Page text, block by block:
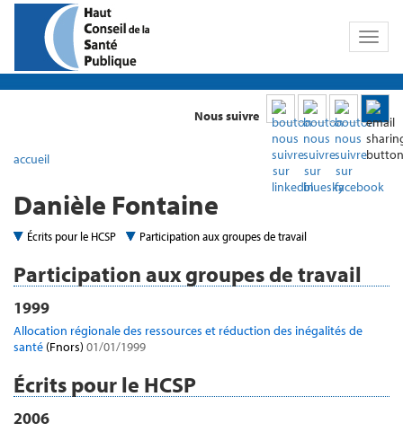
Toggle
Nous suivre
accueil
Danièle Fontaine
Écrits pour le HCSP Participation aux groupes de travail
Participation aux groupes de travail
1999
Allocation régionale des ressources et réduction des inégalités de
santé (Fnors) 01/01/1999
Écrits pour le HCSP
2006